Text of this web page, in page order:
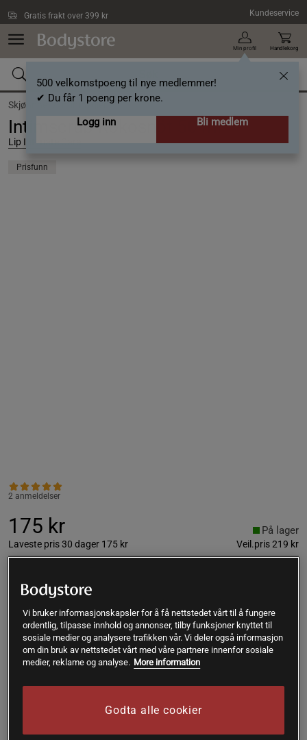
Gratis frakt over 399 kr Kundeservice
Min profil
500 velkomstpoeng til nye medlemmer!
✔ Du får 1 poeng per krone.
Logg inn
Bli medlem
Handlekorg
Skjønnhet /Intimhygiene
Intimscrub Kokosnöt 50 ml
Lip Intimate Care
Prisfunn
2 anmeldelser
175 kr
Laveste pris 30 dager 175 kr Veil.pris219 kr
På lager
20%
Lip Intimate Care - Aktiv t.o.m
9/8
Se hele
kampanjen
Gratis frakt over 399 kr Gratis retur 14 dagers angrerett
Vi bruker informasjonskapsler for å få nettstedet vårt til å fungere
ordentlig, tilpasse innhold og annonser, tilby funksjoner knyttet til
sosiale medier og analysere trafikken vår. Vi deler også informasjon
om din bruk av nettstedet vårt med våre partnere innenfor sosiale
medier, reklame og analyse. More information
Godta alle cookier